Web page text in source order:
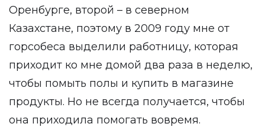
Оренбурге, второй – в северном
Казахстане, поэтому в 2009 году мне от
горсобеса выделили работницу, которая
приходит ко мне домой два раза в неделю,
чтобы помыть полы и купить в магазине
продукты. Но не всегда получается, чтобы
она приходила помогать вовремя.